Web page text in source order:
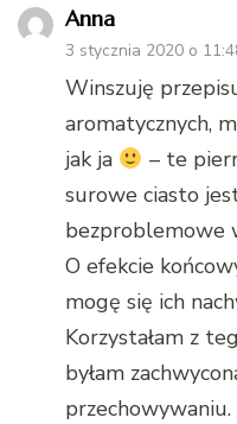
Anna
3 stycznia 2020 o
Winszuję
aromatycznych,
jak ja
– te
surowe ciasto
bezproblemowe
O efekcie
mogę się ich
Korzystałam z
byłam